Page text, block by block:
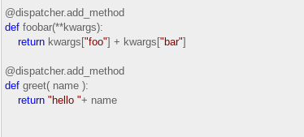
@dispatcher.add_method
def foobar(**kwargs):
return kwargs["foo"] + kwargs[" bar"]
@dispatcher.add_method
def greet( name ):
return " hello "+ name